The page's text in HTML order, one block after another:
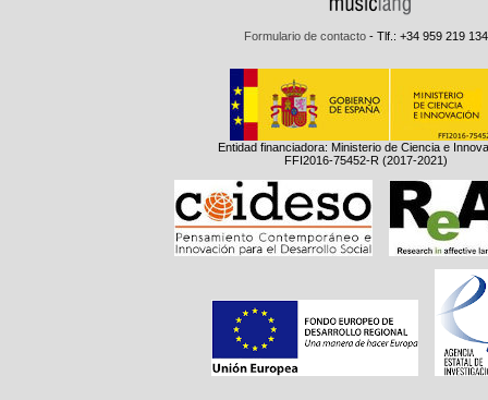
Formulario de contacto - Tlf.: +34 959 219 134
Entidad financiadora: Ministerio de Ciencia e
FFI2016-75452-R (2017-2021)